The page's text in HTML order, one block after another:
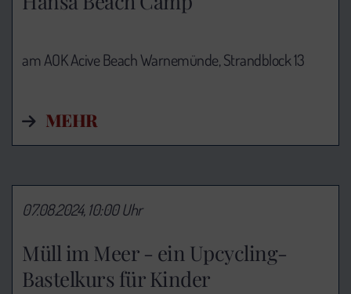
am AOK Acive Beach Warnemünde, Strandblock 13
MEHR
Müll im Meer - ein Upcycling-
Bastelkurs für Kinder
07.08.2024, 10:00 Uhr